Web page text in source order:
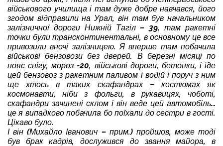
військового училища і там дуже добре навчався, його
згодом відправили на Урал, він там був начальником
залізничної дороги Нижній Тагіл – 39, там ракетні
точки були трансконтинентальні, в основному це все
привозили вночі залізницею. Я вперше там побачила
військові бензовози без дверей. В березні місяці по
пояс снігу, мороз -20, військові дороги, бетонки, і їде
цей бензовоз з ракетним паливом і водій і поруч з ним
ще хтось в таких скафандрах – костюмах як
космонавти, ніби з фольги, в рукавицях, чоботі,
скафандри зачинені склом і він веде цей автомобіль…
це я випадково побачила бо поїхали до сестри в гості.
Цікаво було.
І він (Михайло Іванович – прим.) пройшов, може тоді
був брак кадрів, дослужився до звання майора, в